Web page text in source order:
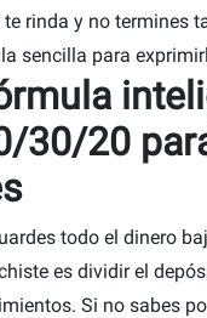
rinda y no termines
sencilla para
30/20
todo el dinero
es dividir el
Si no sabes